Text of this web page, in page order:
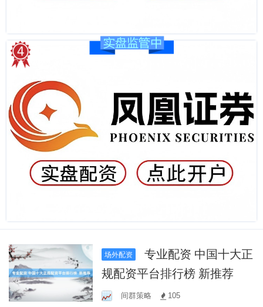
场外配资
专业配资 中国十大正
规配资平台排行榜 新推荐
间群策略 105